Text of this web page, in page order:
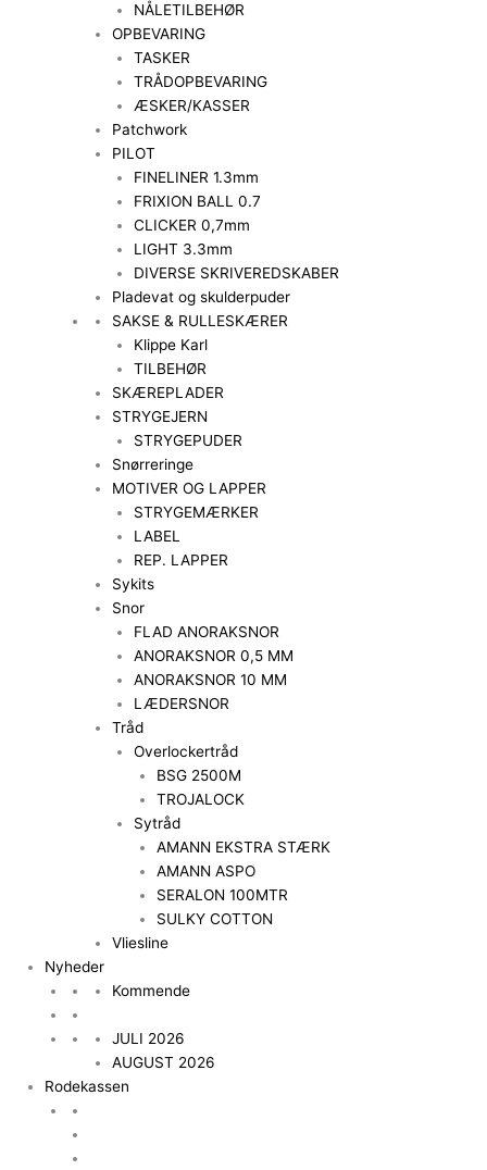
NÅLETILBEHØR
OPBEVARING
TASKER
TRÅDOPBEVARING
ÆSKER/KASSER
Patchwork
PILOT
FINELINER 1.3mm
FRIXION BALL 0.7
CLICKER 0,7mm
LIGHT 3.3mm
DIVERSE SKRIVEREDSKABER
Pladevat og skulderpuder
SAKSE & RULLESKÆRER
Klippe Karl
TILBEHØR
SKÆREPLADER
STRYGEJERN
STRYGEPUDER
Snørreringe
MOTIVER OG LAPPER
STRYGEMÆRKER
LABEL
REP. LAPPER
Sykits
Snor
FLAD ANORAKSNOR
ANORAKSNOR 0,5 MM
ANORAKSNOR 10 MM
LÆDERSNOR
Tråd
Overlockertråd
BSG 2500M
TROJALOCK
Sytråd
AMANN EKSTRA STÆRK
AMANN ASPO
SERALON 100MTR
SULKY COTTON
Vliesline
Nyheder
Kommende
JULI 2026
AUGUST 2026
Rodekassen